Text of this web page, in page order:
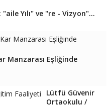
Yılı" ve "re - Vizyon"...
Manzarası Eşliğinde
Lütfü Güvenir
Ortaokulu /